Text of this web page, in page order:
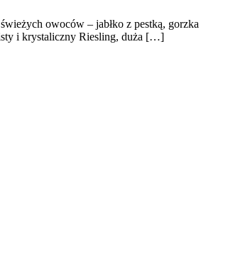
owoców – jabłko z pestką, gorzka
i krystaliczny Riesling, duża […]